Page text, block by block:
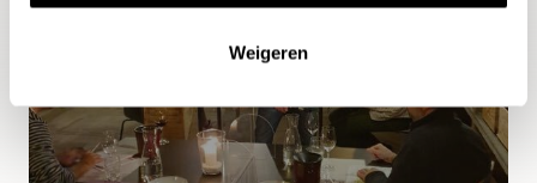
Weigeren